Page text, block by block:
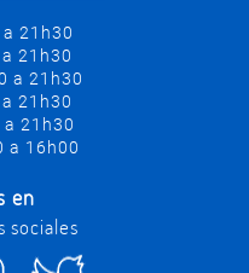
21h30
21h30
a 21h30
21h30
a 21h30
a 16h00
en
sociales